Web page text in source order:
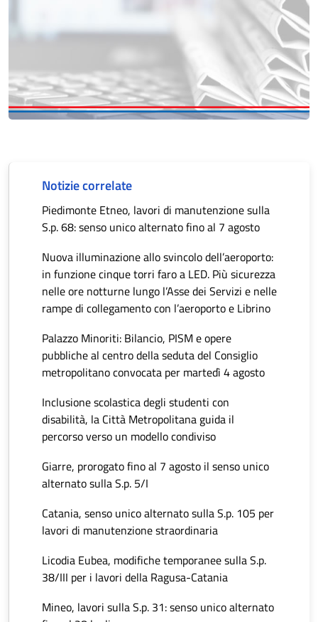
Notizie correlate
Piedimonte Etneo, lavori di manutenzione sulla
S.p. 68: senso unico alternato fino al 7 agosto
Nuova illuminazione allo svincolo dell’aeroporto:
in funzione cinque torri faro a LED. Più sicurezza
nelle ore notturne lungo l’Asse dei Servizi e nelle
rampe di collegamento con l’aeroporto e Librino
Palazzo Minoriti: Bilancio, PISM e opere
pubbliche al centro della seduta del Consiglio
metropolitano convocata per martedì 4 agosto
Inclusione scolastica degli studenti con
disabilità, la Città Metropolitana guida il
percorso verso un modello condiviso
Giarre, prorogato fino al 7 agosto il senso unico
alternato sulla S.p. 5/I
Catania, senso unico alternato sulla S.p. 105 per
lavori di manutenzione straordinaria
Licodia Eubea, modifiche temporanee sulla S.p.
38/III per i lavori della Ragusa-Catania
Mineo, lavori sulla S.p. 31: senso unico alternato